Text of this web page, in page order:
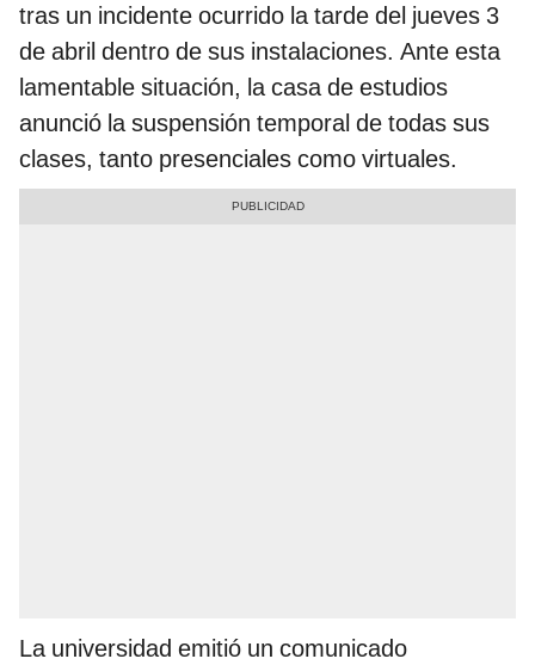
tras un incidente ocurrido la tarde del jueves 3
de abril dentro de sus instalaciones. Ante esta
lamentable situación, la casa de estudios
anunció la suspensión temporal de todas sus
clases, tanto presenciales como virtuales.
La universidad emitió un comunicado